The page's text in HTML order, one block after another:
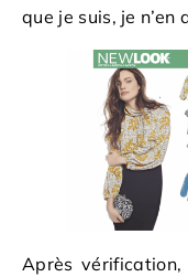
que je suis, je n’en
Après